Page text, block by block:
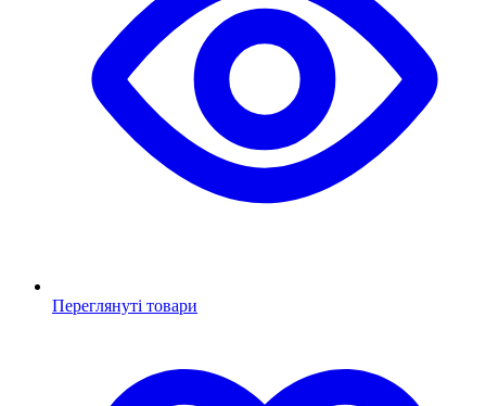
Переглянуті товари